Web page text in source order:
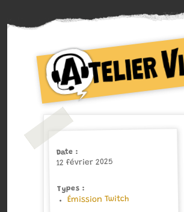
Atelier Virtuel
Collectif d'auteurs de Bande dessinée
Date
12 février 2025
Types
Émission Twitch